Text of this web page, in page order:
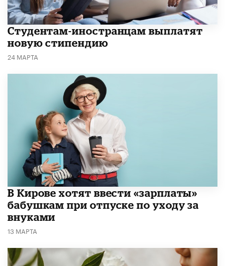
Студентам-иностранцам выплатят
новую стипендию
24 МАРТА
В Кирове хотят ввести «зарплаты»
бабушкам при отпуске по уходу за
внуками
13 МАРТА